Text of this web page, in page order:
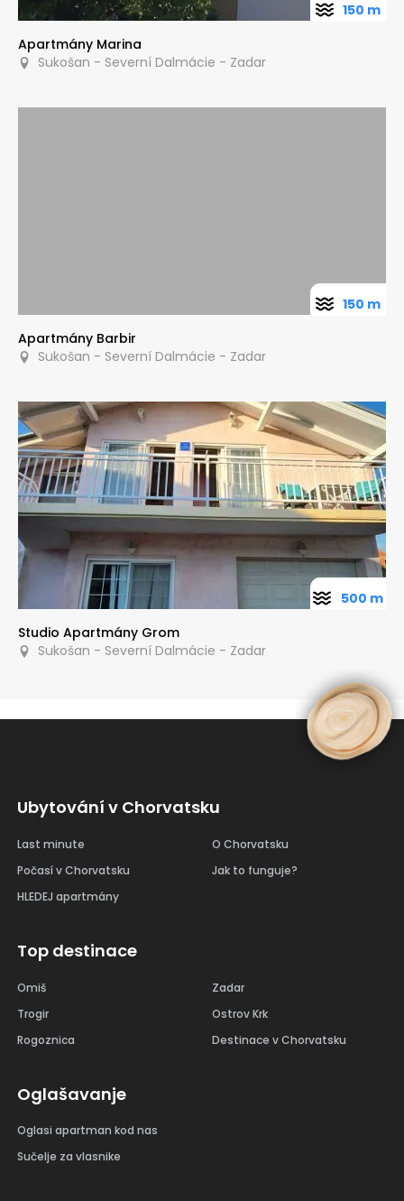
Apartmány Marina
Sukošan - Severní Dalmácie - Zadar
150 m
Apartmány Barbir
Sukošan - Severní Dalmácie - Zadar
150 m
Studio Apartmány Grom
Sukošan - Severní Dalmácie - Zadar
500 m
Ubytování v Chorvatsku
Last minute
Počasí v Chorvatsku
HLEDEJ apartmány
O Chorvatsku
Jak to funguje?
Top destinace
Omiš
Trogir
Rogoznica
Zadar
Ostrov Krk
Destinace v Chorvatsku
Oglašavanje
Oglasi apartman kod nas
Sučelje za vlasnike